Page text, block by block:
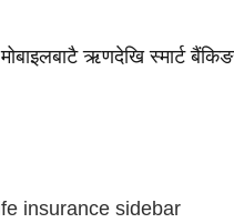
मोबाइलबाटै ऋणदेखि स्मार्ट